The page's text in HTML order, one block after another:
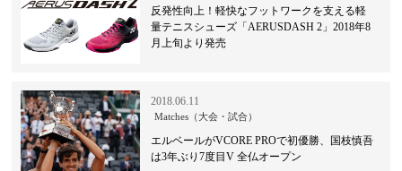
反発性向上！軽快なフットワークを支える軽
量テニスシューズ「AERUSDASH 2」2018年8
月上旬より発売
2018.06.11
Matches（大会・試合）
エルベールがVCORE PROで初優勝、国枝慎吾
は3年ぶり7度目V 全仏オープン